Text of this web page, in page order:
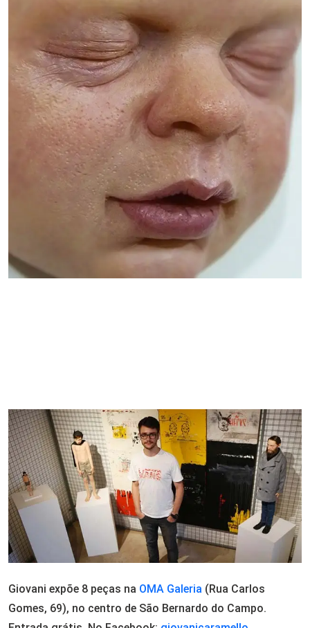
Giovani expõe 8 peças na OMA Galeria (Rua Carlos
Gomes, 69), no centro de São Bernardo do Campo.